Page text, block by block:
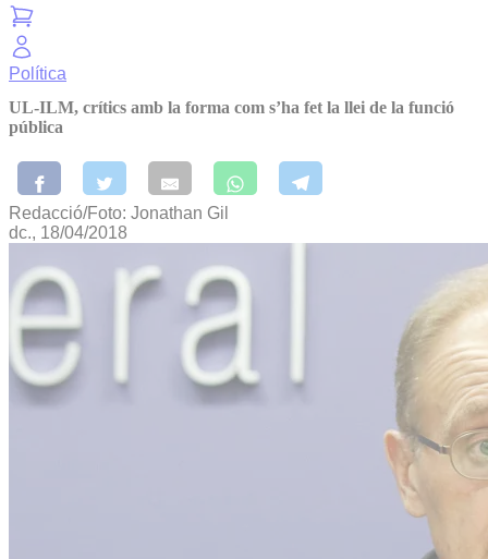
Política
UL-ILM, crítics amb la forma com s’ha fet la llei de la funció
pública
Redacció/Foto: Jonathan Gil
dc., 18/04/2018